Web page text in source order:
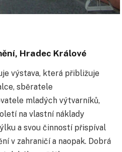
Hradec Králové
výstava, která přibližuje
sběratele
mladých výtvarníků,
na vlastní náklady
a svou činností přispíval
v zahraničí a naopak. Dobrá